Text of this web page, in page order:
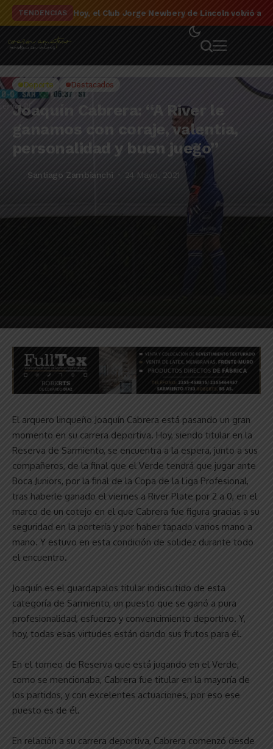
TENDENCIAS El detalle de la campaña de El Linqueño en el
Deporte Destacados
Joaquín Cabrera: “A River le
ganamos con coraje, valentía,
personalidad y buen juego”
Santiago Zambianchi 24 Mayo, 2021
El arquero linqueño Joaquín Cabrera está pasando un gran
momento en su carrera deportiva. Hoy, siendo titular en la
Reserva de Sarmiento, se encuentra a la espera, junto a sus
compañeros, de la final que el Verde tendrá que jugar ante
Boca Juniors, por la final de la Copa de la Liga Profesional,
tras haberle ganado el viernes a River Plate por 2 a 0, en el
marco de un cotejo en el que Cabrera fue figura gracias a su
seguridad en la portería y por haber tapado varios mano a
mano. Y estuvo en esta condición de solidez durante todo
el encuentro.
Joaquín es el guardapalos titular indiscutido de esta
categoría de Sarmiento, un puesto que se ganó a pura
profesionalidad, esfuerzo y convencimiento deportivo. Y,
hoy, todas esas virtudes están dando sus frutos para él.
En el torneo de Reserva que está jugando en el Verde,
como se mencionaba, Cabrera fue titular en la mayoría de
los partidos, y con excelentes actuaciones, por eso ese
puesto es de él.
En relación a su carrera deportiva, Cabrera comenzó desde